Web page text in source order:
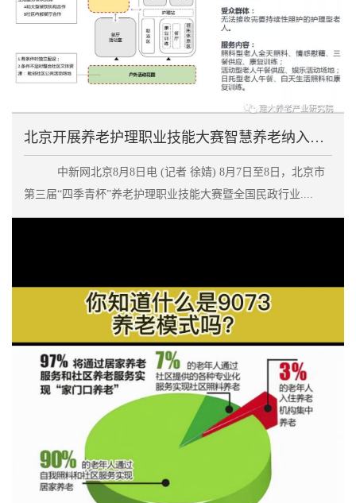
北京开展养老护理职业技能大赛智慧养老纳入考察范围
中新网北京8月8日电 (记者 徐婧) 8月7日至8日，北京市
第三届“四季青杯”养老护理职业技能大赛暨全国民政行业....